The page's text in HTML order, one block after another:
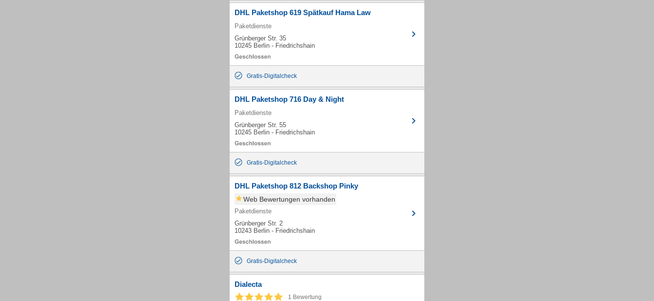
DHL Paketshop 619 Spätkauf Hama Law
Paketdienste
Grünberger Str. 35
10245 Berlin - Friedrichshain
Gratis-Digitalcheck
DHL Paketshop 716 Day & Night
Paketdienste
Grünberger Str. 55
10245 Berlin - Friedrichshain
Gratis-Digitalcheck
DHL Paketshop 812 Backshop Pinky
Web Bewertungen vorhanden
Paketdienste
Grünberger Str. 2
10243 Berlin - Friedrichshain
Gratis-Digitalcheck
Dialecta
1 Bewertung